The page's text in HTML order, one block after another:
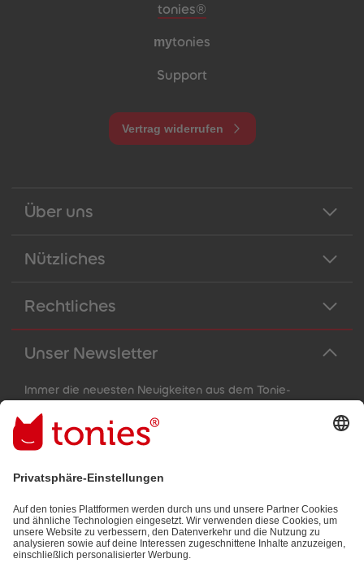
Meta-Navigation Footer
tonies®
mytonies
Support
Vertrag widerrufen
Über uns
Nützliches
Rechtliches
Unser Newsletter
Immer die neuesten Neuigkeiten aus dem Tonie-
E-Mail-Addresse
Mit dem Absenden abonnierst du unseren E-Mail-Newsletter, der
informationen) und den von dir zu Werbezwecken bereitgestellten
Interaktionsinformationen (z.B. Abspielinformationen) basiert. Du
kannst den Newsletter jederzeit kostenlos abbestellen.
Datenschutzbestimmungen.